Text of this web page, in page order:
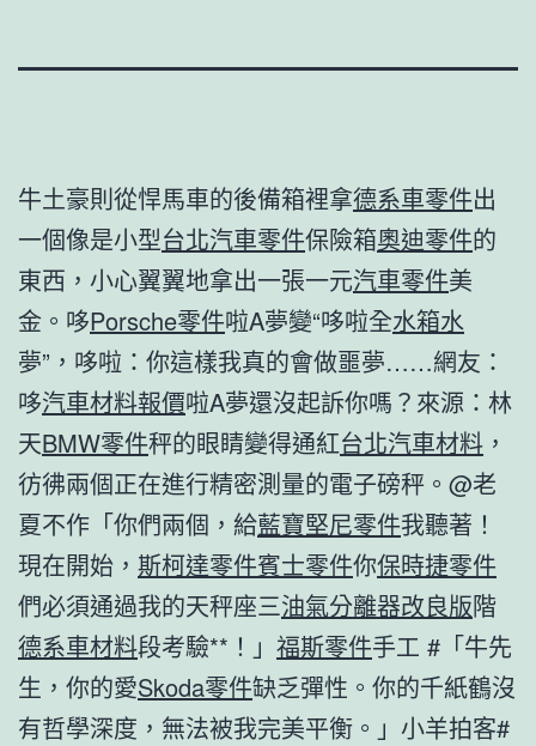
牛土豪則從悍馬車的後備箱裡拿德系車零件出
一個像是小型台北汽車零件保險箱奧迪零件的
東西，小心翼翼地拿出一張一元汽車零件美
金。哆Porsche零件啦A夢變“哆啦全水箱水
夢”，哆啦：你這樣我真的會做噩夢……網友：
哆汽車材料報價啦A夢還沒起訴你嗎？來源：林
天BMW零件秤的眼睛變得通紅台北汽車材料 ，
彷彿兩個正在進行精密測量的電子磅秤。@老
夏不作「你們兩個，給藍寶堅尼零件我聽著！
現在開始， 斯柯達零件賓士零件你保時捷零件
們必須通過我的天秤座三油氣分離器改良版階
德系車材料段考驗**！」 福斯零件手工 #「牛先
生，你的愛Skoda零件缺乏彈性。你的千紙鶴沒
有哲學深度，無法被我完美平衡。」小羊拍客#